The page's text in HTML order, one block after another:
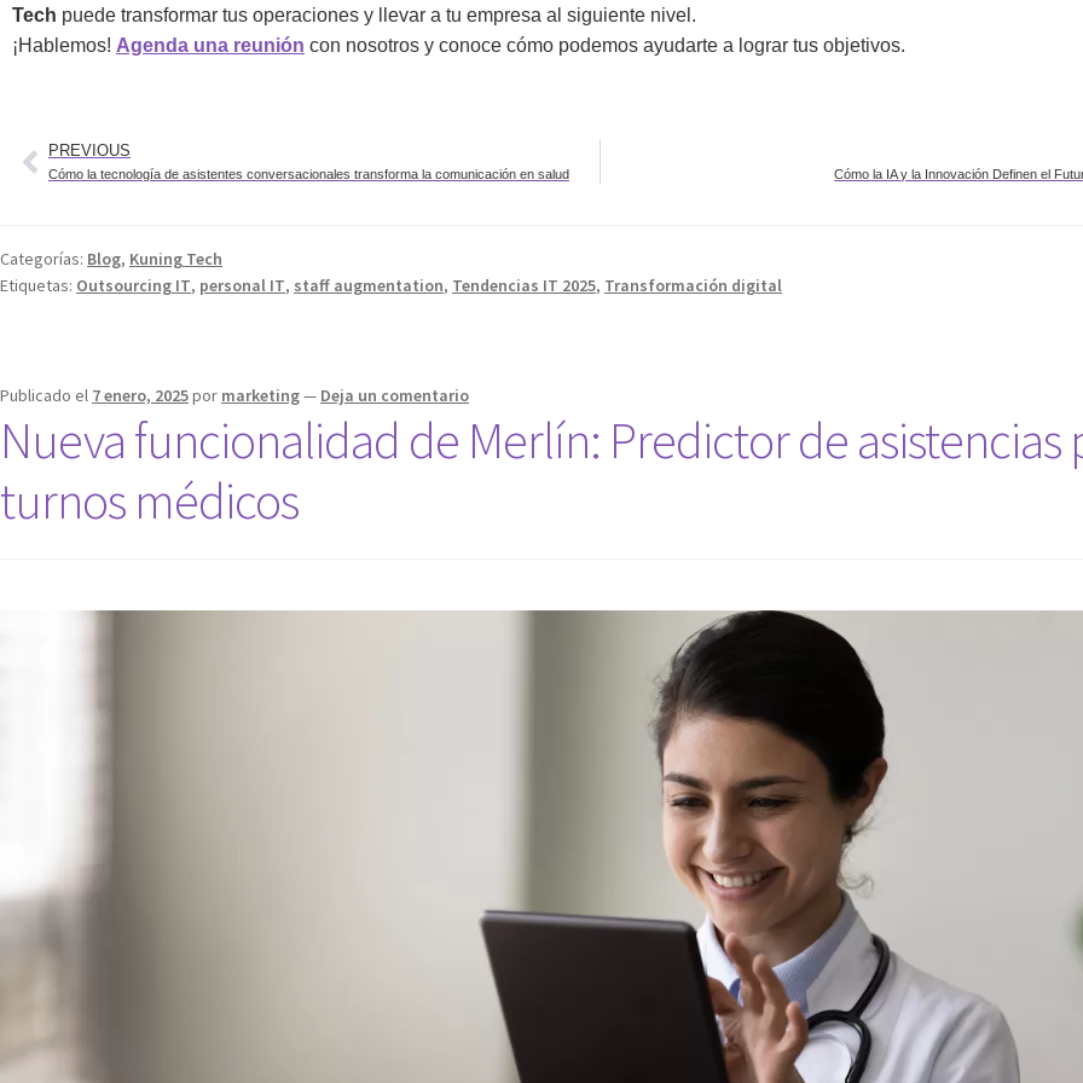
Tech puede transformar tus operaciones y llevar a tu empresa al siguiente nivel.
¡Hablemos! Agenda una reunión con nosotros y conoce cómo podemos ayudarte a lograr tus objetivos.
PREVIOUS
Cómo la tecnología de asistentes conversacionales transforma la comunicación en salud Cómo la IA y la Innovación Definen el
Categorías: Blog, Kuning Tech
Etiquetas: Outsourcing IT, personal IT, staff augmentation, Tendencias IT 2025, Transformación digital
Publicado el 7 enero, 2025por marketing— Deja un comentario
Nueva funcionalidad de Merlín: Predictor de asistencias
turnos médicos